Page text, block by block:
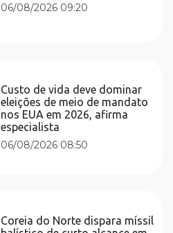
06/08/2026 09:20
Custo de vida deve dominar
eleições de meio de mandato
nos EUA em 2026, afirma
especialista
06/08/2026 08:50
Coreia do Norte dispara míssil